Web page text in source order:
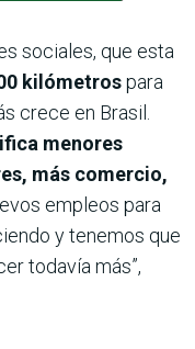
sociales, que esta
kilómetrospara
crece en Brasil.
menores
más comercio,
empleos para
y tenemos que
todavía más”,